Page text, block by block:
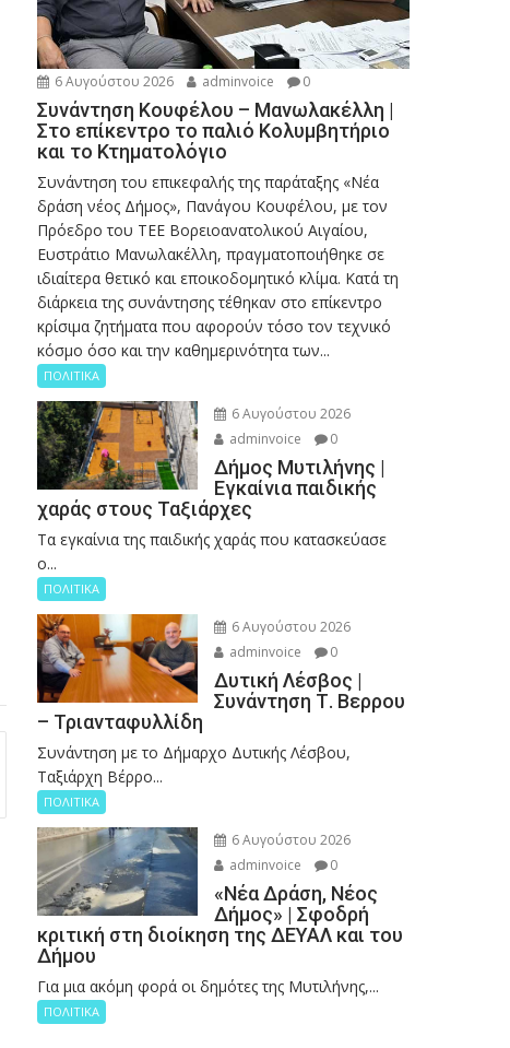
6 Αυγούστου 2026 adminvoice 0
Συνάντηση Κουφέλου – Μανωλακέλλη |
Στο επίκεντρο το παλιό Κολυμβητήριο
και το Κτηματολόγιο
Συνάντηση του επικεφαλής της παράταξης «Νέα
δράση νέος Δήμος», Πανάγου Κουφέλου, με τον
Πρόεδρο του ΤΕΕ Βορειοανατολικού Αιγαίου,
Ευστράτιο Μανωλακέλλη, πραγματοποιήθηκε σε
ιδιαίτερα θετικό και εποικοδομητικό κλίμα. Κατά τη
διάρκεια της συνάντησης τέθηκαν στο επίκεντρο
κρίσιμα ζητήματα που αφορούν τόσο τον τεχνικό
κόσμο όσο και την καθημερινότητα των...
ΠΟΛΙΤΙΚΑ
6 Αυγούστου 2026
adminvoice
0
Δήμος Μυτιλήνης |
Εγκαίνια παιδικής
χαράς στους Ταξιάρχες
Tα εγκαίνια της παιδικής χαράς που κατασκεύασε
ο...
ΠΟΛΙΤΙΚΑ
6 Αυγούστου 2026
adminvoice
0
Δυτική Λέσβος |
Συνάντηση Τ. Βερρου
– Τριανταφυλλίδη
Συνάντηση με το Δήμαρχο Δυτικής Λέσβου,
Ταξιάρχη Βέρρο...
ΠΟΛΙΤΙΚΑ
6 Αυγούστου 2026
adminvoice
0
«Νέα Δράση, Νέος
Δήμος» | Σφοδρή
κριτική στη διοίκηση της ΔΕΥΑΛ και του
Δήμου
Για μια ακόμη φορά οι δημότες της Μυτιλήνης,...
ΠΟΛΙΤΙΚΑ